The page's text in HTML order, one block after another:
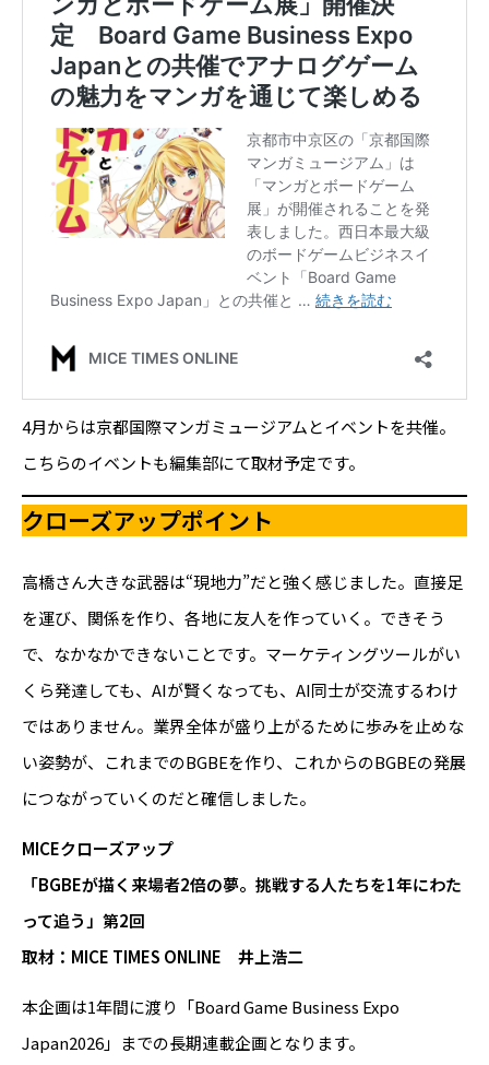
4月からは京都国際マンガミュージアムとイベントを共催。
こちらのイベントも編集部にて取材予定です。
クローズアップポイント
高橋さん大きな武器は“現地力”だと強く感じました。直接足
を運び、関係を作り、各地に友人を作っていく。できそう
で、なかなかできないことです。マーケティングツールがい
くら発達しても、AIが賢くなっても、AI同士が交流するわけ
ではありません。業界全体が盛り上がるために歩みを止めな
い姿勢が、これまでのBGBEを作り、これからのBGBEの発展
につながっていくのだと確信しました。
MICEクローズアップ
「BGBEが描く来場者2倍の夢。挑戦する人たちを1年にわた
って追う」第2回
取材：MICE TIMES ONLINE 井上浩二
本企画は1年間に渡り「Board Game Business Expo
Japan2026」までの長期連載企画となります。